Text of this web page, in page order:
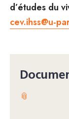
d’études du
cev.ihss@u-
📎